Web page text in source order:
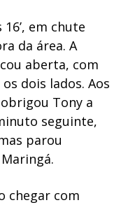
em chute
da área. A
aberta, com
dois lados. Aos
obrigou Tony a
seguinte,
parou
chegar com